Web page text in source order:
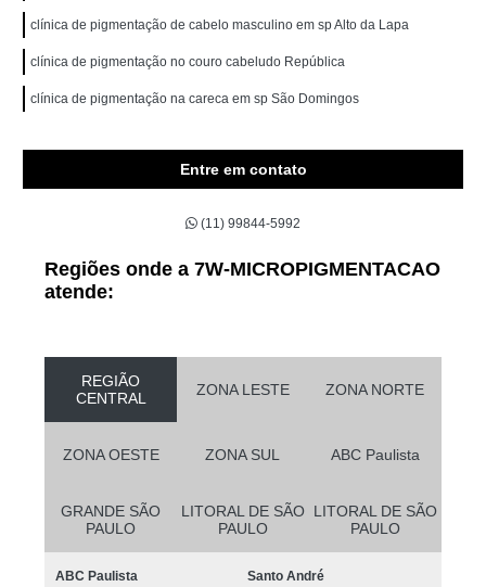
clínica de pigmentação de cabelo masculino em sp Alto da Lapa
clínica de pigmentação no couro cabeludo República
clínica de pigmentação na careca em sp São Domingos
Entre em contato
(11) 99844-5992
Regiões onde a 7W-MICROPIGMENTACAO
atende:
REGIÃO
CENTRAL
ZONA LESTE ZONA NORTE
ZONA OESTE ZONA SUL ABC Paulista
GRANDE SÃO
PAULO
LITORAL DE SÃO
PAULO
LITORAL DE SÃO
PAULO
ABC Paulista Santo André